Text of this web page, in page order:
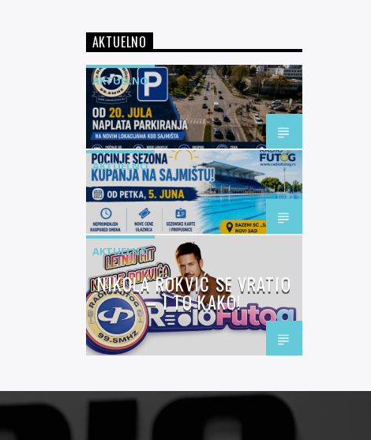
AKTUELNO
AKTUELNO
AKTUELNO
AKTUELNO
NIKOLA ROKVIĆ SE VRATIO
– I TO KAKO!